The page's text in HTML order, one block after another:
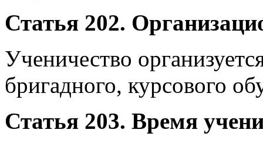
Статья 202.
Ученичество
бригадного, курсового
Статья 203. Время